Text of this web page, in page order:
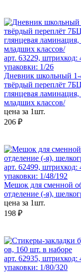
арт. 63229, штрихкод:
упаковки: 1/26
Дневник школьный
твёрдый переплёт
глянцевая
младших классов/
цена за 1шт.
206 ₽
арт. 62499, штрихкод:
упаковки: 1/48/192
Мешок для сменной
отделение (-я),
цена за 1шт.
198 ₽
арт. 62935, штрихкод:
упаковки: 1/80/320